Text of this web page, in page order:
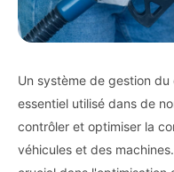
Un système de gestion
essentiel utilisé dans de
contrôler et optimiser la
véhicules et des